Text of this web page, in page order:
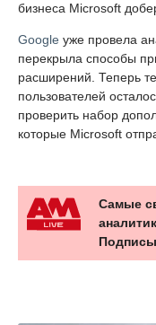
бизнеса Microsoft
Google уже провела
перекрыла способы
расширений. Теперь
пользователей
проверить набор
которые Microsoft
Самые